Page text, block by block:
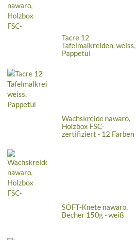
Tacre 12
Tafelmalkreiden, weiss,
Pappetui
Wachskreide nawaro,
Holzbox FSC-
zertifiziert - 12 Farben
SOFT-Knete nawaro,
Becher 150g - weiß